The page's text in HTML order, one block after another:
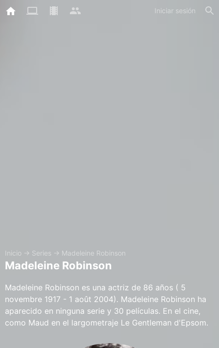
Iniciar sesión
Inicio → Series → Madeleine Robinson
Madeleine Robinson
Madeleine Robinson es una actriz de 86 años ( 5
novembre 1917 - 1 août 2004). Madeleine Robinson ha
aparecido en ninguna serie y 30 películas. En el cine,
como Maud en el largometraje Le Gentleman d'Epsom.